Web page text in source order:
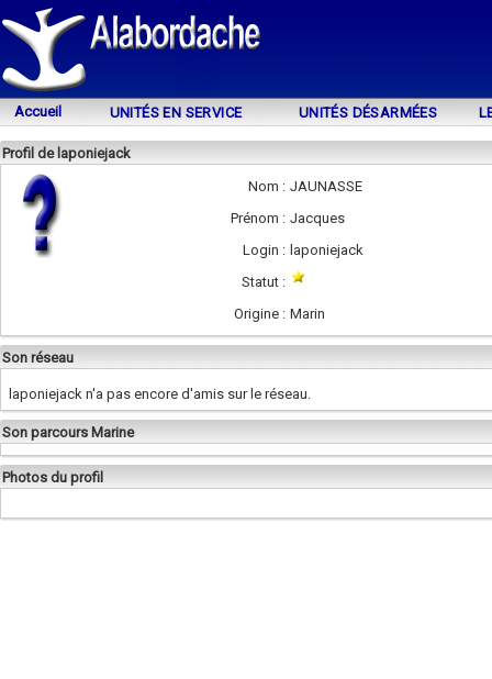
Accueil UNITÉS EN SERVICE UNITÉS DÉSARMÉES
Profil de laponiejack
Nom : JAUNASSE
Prénom : Jacques
Login : laponiejack
Statut :
Origine : Marin
Son réseau
laponiejack n'a pas encore d'amis sur le réseau.
Son parcours Marine
Photos du profil